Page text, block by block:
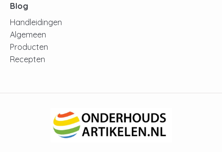
Blog
Handleidingen
Algemeen
Producten
Recepten